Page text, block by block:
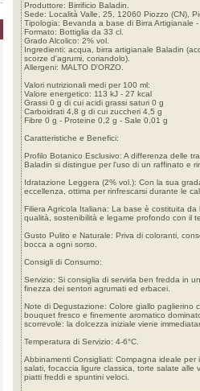
Produttore: Birrificio Baladin.
Sede: Località Valle, 25, 12060 Piozzo (CN),
Tipologia: Bevanda a base di Birra Artigianale
Formato: Bottiglia da 33 cl.
Grado Alcolico: 2% vol.
Ingredienti: acqua, birra artigianale Baladin
scorze d'agrumi, coriandolo).
Allergeni: MALTO D'ORZO.
Valori nutrizionali medi per 100 ml:
Valore energetico: 113 kJ - 27 kcal
Grassi 0 g di cui acidi grassi saturi 0 g
Carboidrati 4,8 g di cui zuccheri 4,5 g
Fibre 0 g - Proteine 0,2 g - Sale 0,01 g
Caratteristiche e Benefici:
Profilo Botanico Esclusivo: A differenza delle
Baladin si distingue per l'uso di un raffinato e
Idratazione Leggera (2% vol.): Con la sua
eccellenza, ottima per rinfrescarsi durante le
Filiera Agricola Italiana: La base è costituita
qualità, sostenibilità e legame profondo con il
Gusto Pulito e Naturale: Priva di coloranti,
bocca a ogni sorso.
Consigli di Consumo:
Servizio: Si consiglia di servirla ben fredda in
finezza dei sentori agrumati ed erbacei.
Note di Degustazione: Colore giallo paglierino
bouquet fresco e finemente aromatico
scorrevole: la dolcezza iniziale viene
Temperatura di Servizio: 4-6°C.
Abbinamenti Consigliati: Compagna ideale
salati, focaccia ligure classica, torte salate
piatti freddi e spuntini veloci.